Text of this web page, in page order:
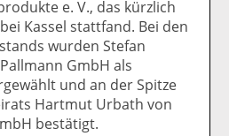
b
o
o
k
te
il
e
di
n
te
il
e
l
v
se
n
d
e. V., das kürzlich
Kassel stattfand. Bei den
wurden Stefan
GmbH als
und an der Spitze
Hartmut Urbath von
bestätigt.